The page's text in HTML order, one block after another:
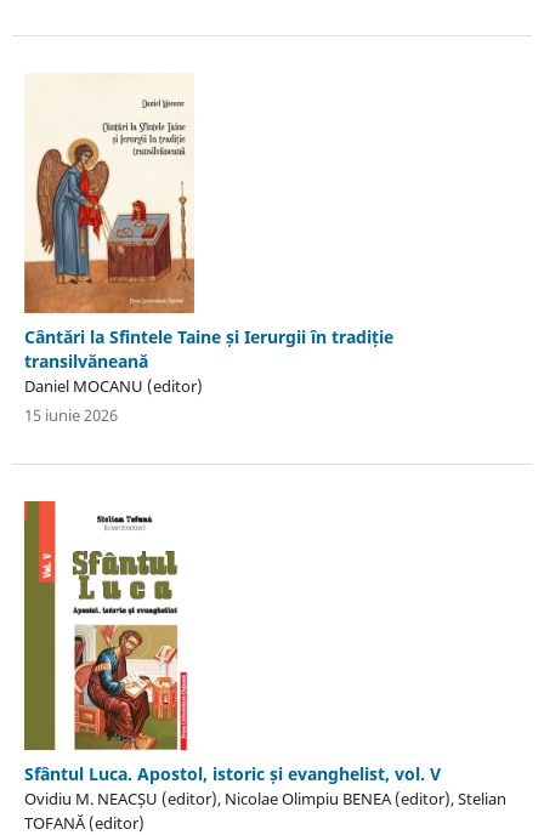
Cântări la Sfintele Taine și Ierurgii în tradiție
transilvăneană
Daniel MOCANU (editor)
15 iunie 2026
Sfântul Luca. Apostol, istoric și evanghelist, vol. V
Ovidiu M. NEACȘU (editor), Nicolae Olimpiu BENEA (editor), Stelian
TOFANĂ (editor)